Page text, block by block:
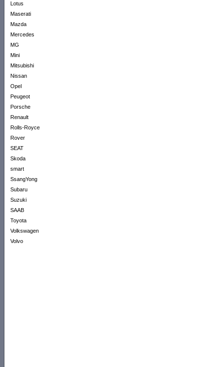
Lotus
Maserati
Mazda
Mercedes
MG
Mini
Mitsubishi
Nissan
Opel
Peugeot
Porsche
Renault
Rolls-Royce
Rover
SEAT
Skoda
smart
SsangYong
Subaru
Suzuki
SAAB
Toyota
Volkswagen
Volvo